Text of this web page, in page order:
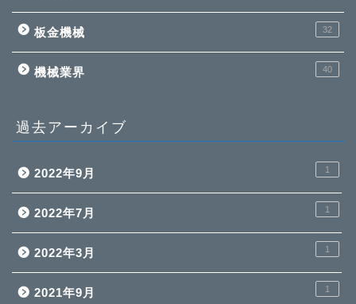
板金機械 32
機械業界 40
過去アーカイブ
2022年9月 1
2022年7月 1
2022年3月 1
2021年9月 1